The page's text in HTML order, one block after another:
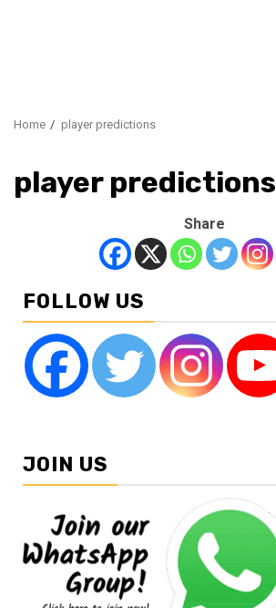
Home player predictions
player predictions
Share
FOLLOW US
JOIN US